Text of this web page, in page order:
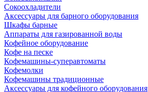
Сокоохладители
Аксессуары для барного оборудования
Шкафы барные
Аппараты для газированной воды
Кофейное оборудование
Кофе на песке
Кофемашины-суперавтоматы
Кофемолки
Кофемашины традиционные
Аксессуары для кофейного оборудования